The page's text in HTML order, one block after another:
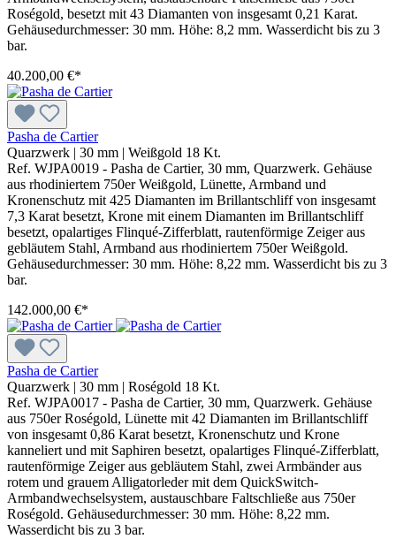
Roségold, besetzt mit 43 Diamanten von insgesamt 0,21 Karat.
Gehäusedurchmesser: 30 mm. Höhe: 8,2 mm. Wasserdicht bis zu 3
bar.
40.200,00 €*
Pasha de Cartier
Quarzwerk | 30 mm | Weißgold 18 Kt.
Ref. WJPA0019 - Pasha de Cartier, 30 mm, Quarzwerk. Gehäuse
aus rhodiniertem 750er Weißgold, Lünette, Armband und
Kronenschutz mit 425 Diamanten im Brillantschliff von insgesamt
7,3 Karat besetzt, Krone mit einem Diamanten im Brillantschliff
besetzt, opalartiges Flinqué-Zifferblatt, rautenförmige Zeiger aus
gebläutem Stahl, Armband aus rhodiniertem 750er Weißgold.
Gehäusedurchmesser: 30 mm. Höhe: 8,22 mm. Wasserdicht bis zu 3
bar.
142.000,00 €*
Pasha de Cartier
Quarzwerk | 30 mm | Roségold 18 Kt.
Ref. WJPA0017 - Pasha de Cartier, 30 mm, Quarzwerk. Gehäuse
aus 750er Roségold, Lünette mit 42 Diamanten im Brillantschliff
von insgesamt 0,86 Karat besetzt, Kronenschutz und Krone
kanneliert und mit Saphiren besetzt, opalartiges Flinqué-Zifferblatt,
rautenförmige Zeiger aus gebläutem Stahl, zwei Armbänder aus
rotem und grauem Alligatorleder mit dem QuickSwitch-
Armbandwechselsystem, austauschbare Faltschließe aus 750er
Roségold. Gehäusedurchmesser: 30 mm. Höhe: 8,22 mm.
Wasserdicht bis zu 3 bar.